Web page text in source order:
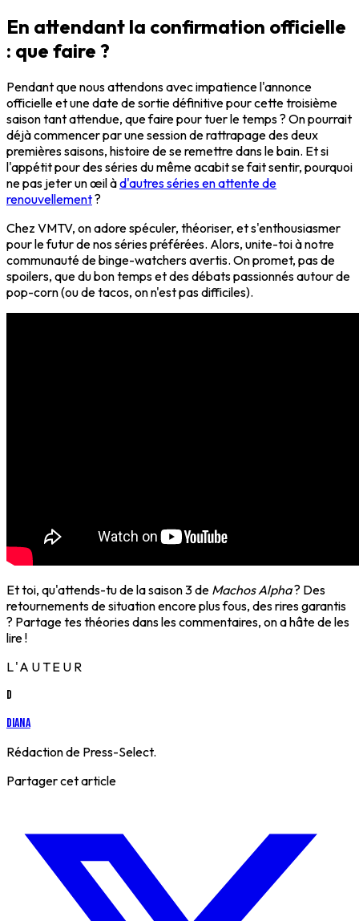
En attendant la confirmation officielle
: que faire ?
Pendant que nous attendons avec impatience l'annonce
officielle et une date de sortie définitive pour cette troisième
saison tant attendue, que faire pour tuer le temps ? On pourrait
déjà commencer par une session de rattrapage des deux
premières saisons, histoire de se remettre dans le bain. Et si
l'appétit pour des séries du même acabit se fait sentir, pourquoi
ne pas jeter un œil àd'autres séries en attente de
renouvellement?
Chez VMTV, on adore spéculer, théoriser, et s'enthousiasmer
pour le futur de nos séries préférées. Alors, unite-toi à notre
communauté de binge-watchers avertis. On promet, pas de
spoilers, que du bon temps et des débats passionnés autour de
pop-corn (ou de tacos, on n'est pas difficiles).
Et toi, qu'attends-tu de la saison 3 de Machos Alpha? Des
retournements de situation encore plus fous, des rires garantis
? Partage tes théories dans les commentaires, on a hâte de les
lire !
L'AUTEUR
D
Diana
Rédaction de Press-Select.
Partager cet article